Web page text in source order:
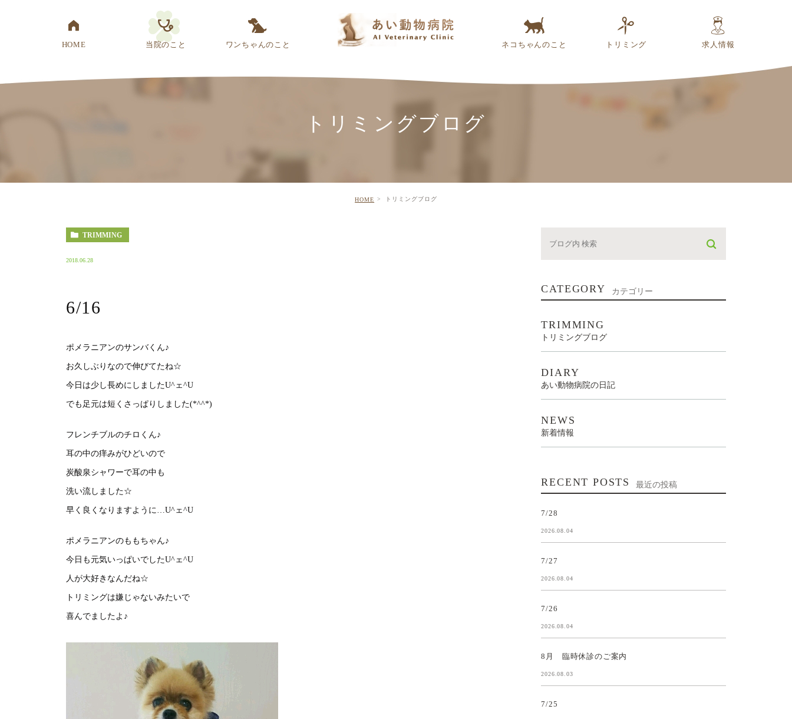
HOME 当院のこと ワンちゃんのこと ネコちゃんのこと トリミング 求人情報
トリミングブログ
HOME トリミングブログ
TRIMMING
2018.06.28
6/16
ポメラニアンのサンバくん♪
お久しぶりなので伸びてたね☆
今日は少し長めにしましたU^ェ^U
でも足元は短くさっぱりしました(*^^*)
フレンチブルのチロくん♪
耳の中の痒みがひどいので
炭酸泉シャワーで耳の中も
洗い流しました☆
早く良くなりますように…U^ェ^U
ポメラニアンのももちゃん♪
今日も元気いっぱいでしたU^ェ^U
人が大好きなんだね☆
トリミングは嫌じゃないみたいで
喜んでましたよ♪
CATEGORY カテゴリー
TRIMMING
トリミングブログ
DIARY
あい動物病院の日記
NEWS
新着情報
RECENT POSTS 最近の投稿
7/28
2026.08.04
7/27
2026.08.04
7/26
2026.08.04
8月 臨時休診のご案内
2026.08.03
7/25